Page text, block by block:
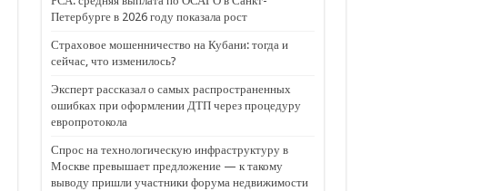
Петербурге в 2026 году показала рост
Страховое мошенничество на Кубани: тогда и
сейчас, что изменилось?
Эксперт рассказал о самых распространенных
ошибках при оформлении ДТП через процедуру
европротокола
Спрос на технологическую инфраструктуру в
Москве превышает предложение — к такому
выводу пришли участники форума недвижимости